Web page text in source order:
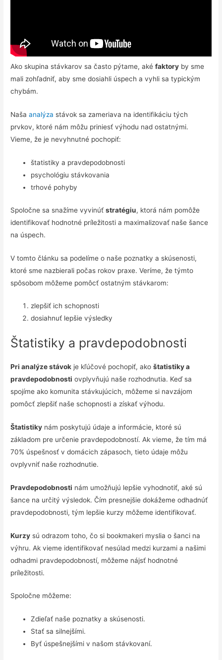
Ako skupina stávkarov sa často pýtame, akéfaktory by sme
mali zohľadniť, aby sme dosiahli úspech a vyhli sa typickým
chybám.
Našaanalýza stávok sa zameriava na identifikáciu tých
prvkov, ktoré nám môžu priniesť výhodu nad ostatnými.
Vieme, že je nevyhnutné pochopiť:
štatistiky a pravdepodobnosti
psychológiu stávkovania
trhové pohyby
Spoločne sa snažíme vyvinúťstratégiu, ktorá nám pomôže
identifikovať hodnotné príležitosti a maximalizovať naše šance
na úspech.
V tomto článku sa podelíme o naše poznatky a skúsenosti,
ktoré sme nazbierali počas rokov praxe. Veríme, že týmto
spôsobom môžeme pomôcť ostatným stávkarom:
zlepšiť ich schopnosti
dosiahnuť lepšie výsledky
Štatistiky a pravdepodobnosti
Pri analýze stávok je kľúčové pochopiť, akoštatistiky a
pravdepodobnosti ovplyvňujú naše rozhodnutia. Keď sa
spojíme ako komunita stávkujúcich, môžeme si navzájom
pomôcť zlepšiť naše schopnosti a získať výhodu.
Štatistiky nám poskytujú údaje a informácie, ktoré sú
základom pre určenie pravdepodobností. Ak vieme, že tím má
70% úspešnosť v domácich zápasoch, tieto údaje môžu
ovplyvniť naše rozhodnutie.
Pravdepodobnosti nám umožňujú lepšie vyhodnotiť, aké sú
šance na určitý výsledok. Čím presnejšie dokážeme odhadnúť
pravdepodobnosti, tým lepšie kurzy môžeme identifikovať.
Kurzy sú odrazom toho, čo si bookmakeri myslia o šanci na
výhru. Ak vieme identifikovať nesúlad medzi kurzami a našimi
odhadmi pravdepodobností, môžeme nájsť hodnotné
príležitosti.
Spoločne môžeme:
Zdieľať naše poznatky a skúsenosti.
Stať sa silnejšími.
Byť úspešnejšími v našom stávkovaní.